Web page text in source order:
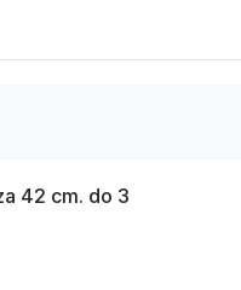
42 cm. do 3